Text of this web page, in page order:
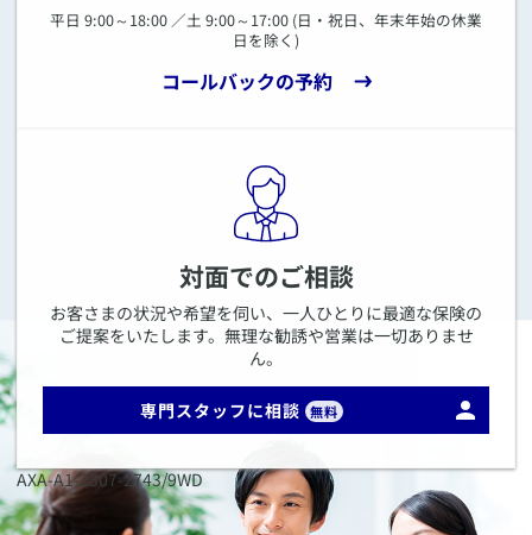
平日 9:00～18:00 ／土 9:00～17:00 (日・祝日、年末年始の休業
日を除く)
コールバックの予約
対面でのご相談
お客さまの状況や希望を伺い、一人ひとりに最適な保険の
ご提案をいたします。無理な勧誘や営業は一切ありませ
ん。
専門スタッフに相談 無料
AXA-A1-2307-2743/9WD